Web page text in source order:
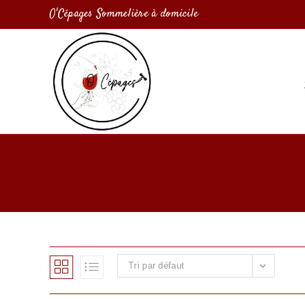
O'Cépages Sommelière à domicile
Tri par défaut